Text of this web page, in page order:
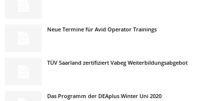
Neue Termine für Avid Operator Trainings
TÜV Saarland zertifiziert Vabeg Weiterbildungsabgebot
Das Programm der DEAplus Winter Uni 2020